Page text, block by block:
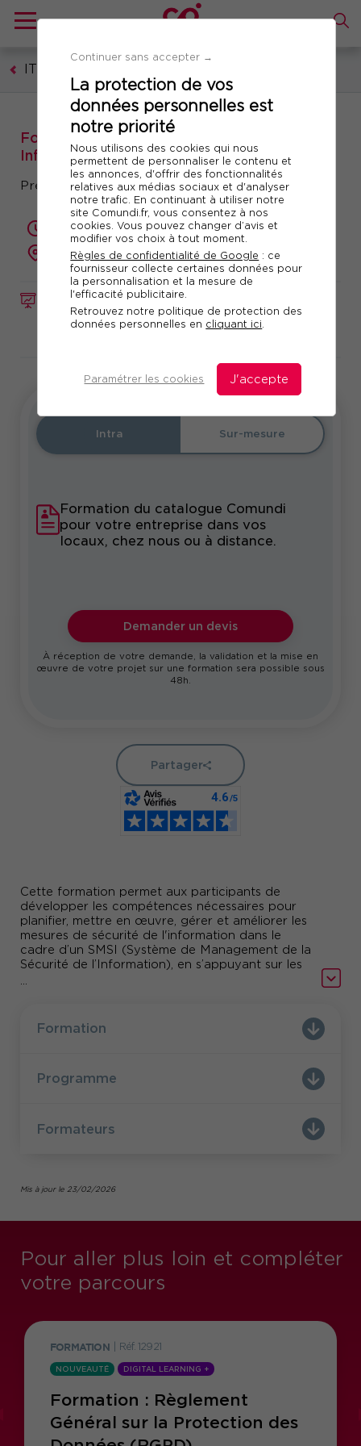
Continuer sans accepter →
La protection de vos
données personnelles est
notre priorité
Nous utilisons des cookies qui nous
permettent de personnaliser le contenu et
les annonces, d'offrir des fonctionnalités
relatives aux médias sociaux et d'analyser
notre trafic. En continuant à utiliser notre
site Comundi.fr, vous consentez à nos
cookies. Vous pouvez changer d’avis et
modifier vos choix à tout moment.
Règles de confidentialité de Google : ce
fournisseur collecte certaines données pour
la personnalisation et la mesure de
l'efficacité publicitaire.
Retrouvez notre politique de protection des
données personnelles en cliquant ici.
Paramétrer les cookies J'accepte
IT - Technologies numériques
FORMATION Réf. 12931
Télécharger le programme
Formation : ISO/IEC 27002 Lead
Information Security Manager
Préparation à la certification
5 jours (35 heures)
présentiel ou à distance
Cette formation permet aux participants de
développer les compétences nécessaires pour
planifier, mettre en œuvre, gérer et améliorer les
mesures de sécurité de l'information dans le
cadre d’un SMSI (Système de Management de la
Sécurité de l’Information), en s’appuyant sur les
préparant les participants à l’examen de
certification PECB
...
Intra Sur-mesure
Formation du catalogue Comundi
pour votre entreprise dans vos
locaux, chez nous ou à distance.
Demander un devis
À réception de votre demande, la validation et la mise en
œuvre de votre projet sur une formation sera possible sous
48h.
Partager
Formation
Programme
Formateurs
Mis à jour le 23/02/2026
Pour aller plus loin et compléter
votre parcours
FORMATION Réf. 12921
NOUVEAUTÉ DIGITAL LEARNING +
Formation : Règlement
Général sur la Protection des